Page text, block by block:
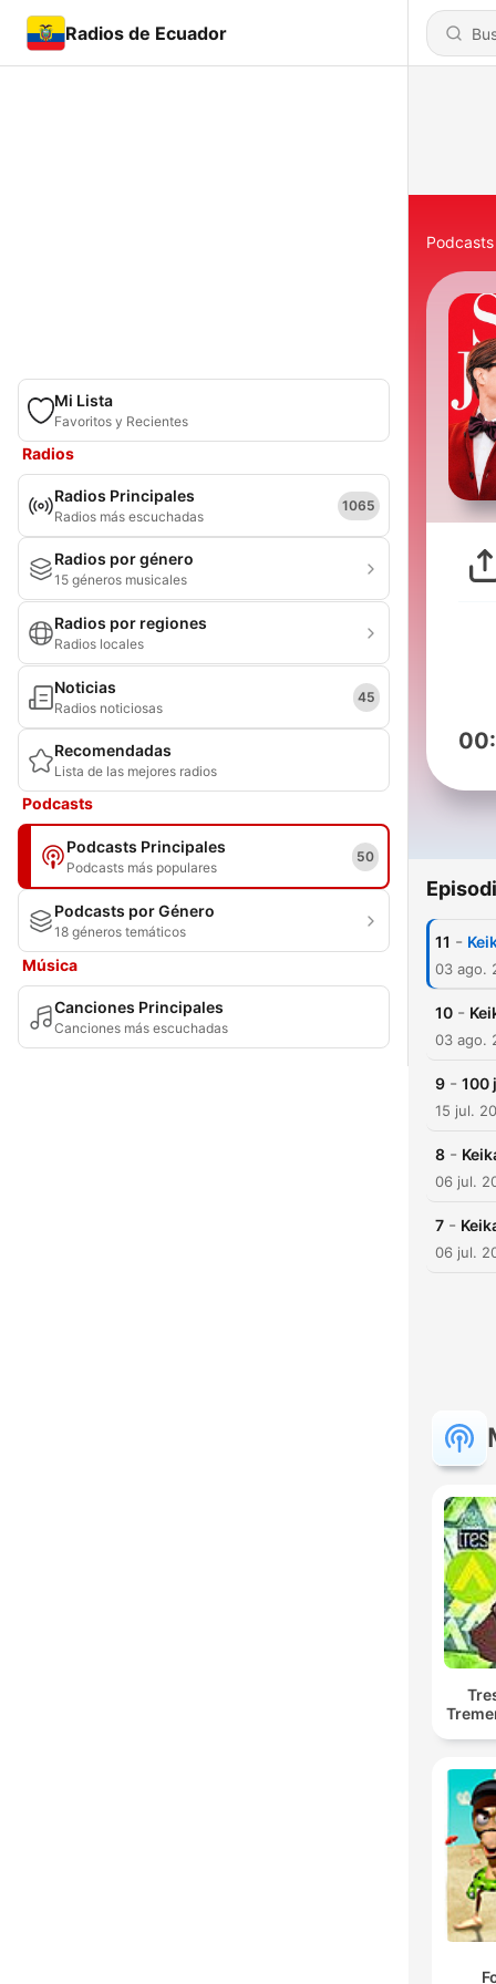
Radios de Ecuador
Mi Lista
Favoritos y Recientes
Radios
Radios Principales
Radios más escuchadas
1065
Radios por género
15 géneros musicales
Radios por regiones
Radios locales
Noticias
Radios noticiosas
45
Recomendadas
Lista de las mejores radios
Podcasts
Podcasts Principales
Podcasts más populares
50
Podcasts por Género
18 géneros temáticos
Música
Canciones Principales
Canciones más escuchadas
Podcasts
11 -
03 ago.
10 -
03 ago.
9 - 100
15 jul.
8 -
06 jul.
7 -
06 jul.